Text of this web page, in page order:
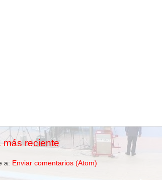
más reciente
a: Enviar comentarios (Atom)